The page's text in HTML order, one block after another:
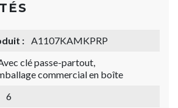
: A1107KAMKPRP
clé passe-partout,
commercial en boîte
6